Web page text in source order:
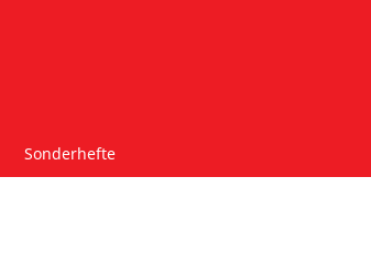
Sonderhefte